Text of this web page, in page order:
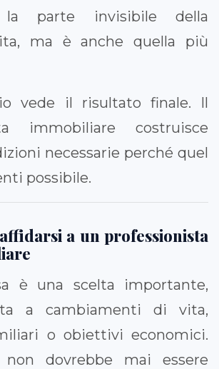
parte invisibile della
ma è anche quella più
vede il risultato finale. Il
immobiliare costruisce
necessarie perché quel
possibile.
a un professionista
è una scelta importante,
a cambiamenti di vita,
o obiettivi economici.
dovrebbe mai essere